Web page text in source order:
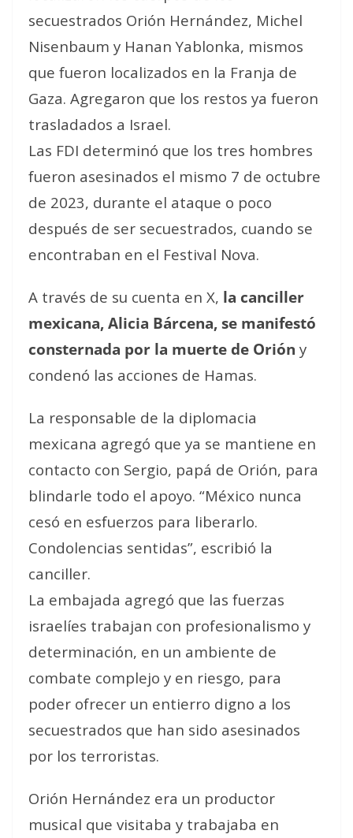
secuestrados Orión Hernández, Michel
Nisenbaum y Hanan Yablonka, mismos
que fueron localizados en la Franja de
Gaza. Agregaron que los restos ya fueron
trasladados a Israel.
Las FDI determinó que los tres hombres
fueron asesinados el mismo 7 de octubre
de 2023, durante el ataque o poco
después de ser secuestrados, cuando se
encontraban en el Festival Nova.
A través de su cuenta en X, la canciller
mexicana, Alicia Bárcena, se manifestó
consternada por la muerte de Orión y
condenó las acciones de Hamas.
La responsable de la diplomacia
mexicana agregó que ya se mantiene en
contacto con Sergio, papá de Orión, para
blindarle todo el apoyo. “México nunca
cesó en esfuerzos para liberarlo.
Condolencias sentidas”, escribió la
canciller.
La embajada agregó que las fuerzas
israelíes trabajan con profesionalismo y
determinación, en un ambiente de
combate complejo y en riesgo, para
poder ofrecer un entierro digno a los
secuestrados que han sido asesinados
por los terroristas.
Orión Hernández era un productor
musical que visitaba y trabajaba en